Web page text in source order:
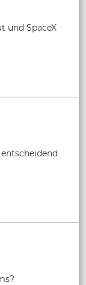
und SpaceX
entscheidend